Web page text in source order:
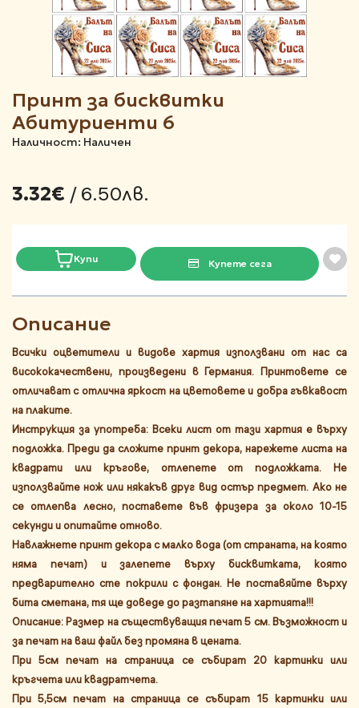
Принт за бисквитки
Абитуриенти 6
Наличност: Наличен
3.32€ / 6.50лв.
Купи Купете сега
Описание
Всички оцветители и видове хартия използвани от нас са
висококачествени, произведени в Германия. Принтовете се
отличават с отлична яркост на цветовете и добра гъвкавост
на плаките.
Инструкция за употреба: Всеки лист от тази хартия е върху
подложка. Преди да сложите принт декора, нарежете листа на
квадрати или кръгове, отлепете от подложката. Не
използвайте нож или някакъв друг вид остър предмет. Ако не
се отлепва лесно, поставете във фризера за около 10-15
секунди и опитайте отново.
Навлажнете принт декора с малко вода (от страната, на която
няма печат) и залепете върху бисквитката, която
предварително сте покрили с фондан. Не поставяйте върху
бита сметана, тя ще доведе до разтапяне на хартията!!!
Описание: Размер на съществуващия печат 5 см. Възможност и
за печат на ваш файл без промяна в цената.
При 5см печат на страница се събират 20 картинки или
кръгчета или квадратчета.
При 5,5см печат на страница се събират 15 картинки или